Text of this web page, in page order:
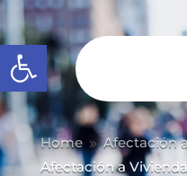
Abrir barra de
Home 9 Afectación
Afectación a